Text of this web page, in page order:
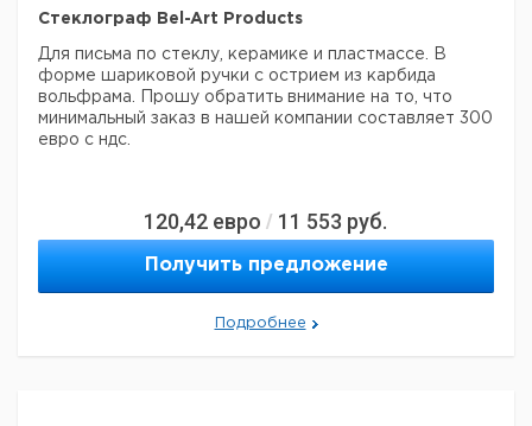
Два
тупых
конца
130 1 9204234
Два
тупых
конца
160 1 9204235
заказ в нашей компании составляет 300 евро с ндс.
Стеклограф Bel-Art Products
Для письма по стеклу, керамике и пластмассе. В
форме шариковой ручки с острием из карбида
вольфрама.
Прошу обратить внимание на то, что
минимальный заказ в нашей компании составляет 300
евро с ндс.
120,42 евро / 11 553 руб.
Получить предложение
Подробнее